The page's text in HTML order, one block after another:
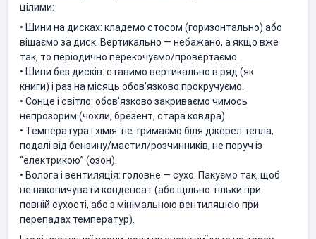
цілими:
• Шини на дисках: кладемо стосом (горизонтально) або
вішаємо за диск. Вертикально — небажано, а якщо вже
так, то періодично перекочуємо/провертаємо.
• Шини без дисків: ставимо вертикально в ряд (як
книги) і раз на місяць обов'язково прокручуємо.
• Сонце і світло: обов'язково закриваємо чимось
непрозорим (чохли, брезент, стара ковдра).
• Температура і хімія: не тримаємо біля джерел тепла,
подалі від бензину/мастил/розчинників, не поруч із
“електрикою” (озон).
• Волога і вентиляція: головне — сухо. Пакуємо так, щоб
не накопичувати конденсат (або щільно тільки при
повній сухості, або з мінімальною вентиляцією при
перепадах температур).